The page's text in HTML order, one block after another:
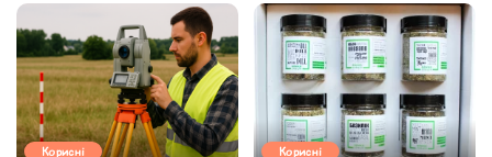
Корисні Корисні